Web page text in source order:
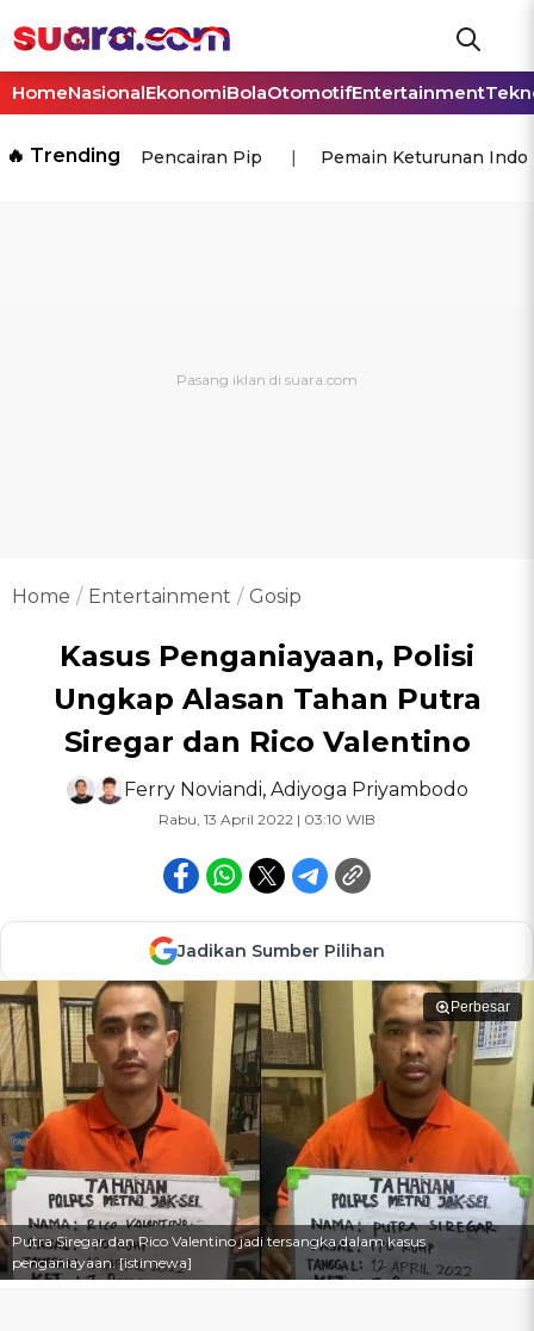
HomeNasionalEkonomiBolaOtomotifEntertainment
🔥 Trending Pencairan Pip Pemain Keturunan
Home Entertainment Gosip
Kasus Penganiayaan, Polisi
Ungkap Alasan Tahan Putra
Siregar dan Rico Valentino
Ferry Noviandi, Adiyoga Priyambodo
Rabu, 13 April 2022 | 03:10 WIB
Jadikan Sumber Pilihan
Perbesar
Putra Siregar dan Rico Valentino jadi tersangka dalam kasus
penganiayaan. [istimewa]